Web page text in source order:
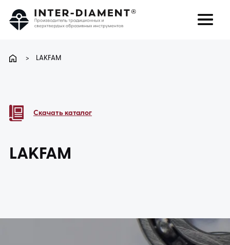
ПРОДУКТЫ
> LAKFAM
Скачать каталог
LAKFAM